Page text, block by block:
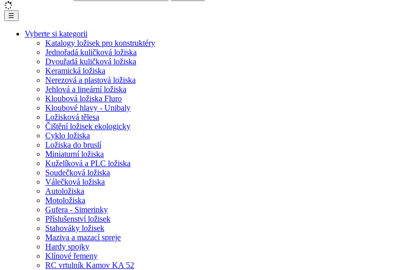
☰
Vyberte si kategorii
Katalogy ložisek pro konstruktéry
Jednořadá kuličková ložiska
Dvouřadá kuličková ložiska
Keramická ložiska
Nerezová a plastová ložiska
Jehlová a lineární ložiska
Kloubová ložiska Fluro
Kloubové hlavy - Unibaly
Ložisková tělesa
Čištění ložisek ekologicky
Cyklo ložiska
Ložiska do bruslí
Miniaturní ložiska
Kuželíková a PLC ložiska
Soudečková ložiska
Válečková ložiska
Autoložiska
Motoložiska
Gufera - Simerinky
Příslušenství ložisek
Stahováky ložisek
Maziva a mazací spreje
Hardy spojky
Klínové řemeny
RC vrtulník Kamov KA 52